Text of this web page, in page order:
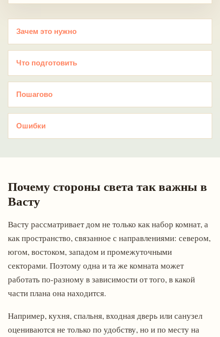
Зачем это нужно
Что подготовить
Пошагово
Ошибки
Почему стороны света так важны в
Васту
Васту рассматривает дом не только как набор комнат, а
как пространство, связанное с направлениями: севером,
югом, востоком, западом и промежуточными
секторами. Поэтому одна и та же комната может
работать по-разному в зависимости от того, в какой
части плана она находится.
Например, кухня, спальня, входная дверь или санузел
оцениваются не только по удобству, но и по месту на